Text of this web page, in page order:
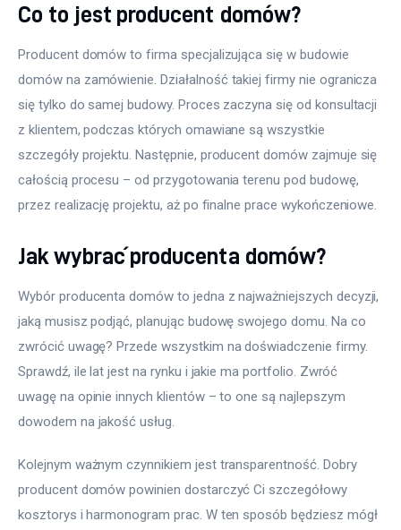
Co to jest producent domów?
Producent domów to firma specjalizująca się w budowie
domów na zamówienie. Działalność takiej firmy nie ogranicza
się tylko do samej budowy. Proces zaczyna się od konsultacji
z klientem, podczas których omawiane są wszystkie
szczegóły projektu. Następnie, producent domów zajmuje się
całością procesu – od przygotowania terenu pod budowę,
przez realizację projektu, aż po finalne prace wykończeniowe.
Jak wybrać producenta domów?
Wybór producenta domów to jedna z najważniejszych decyzji,
jaką musisz podjąć, planując budowę swojego domu. Na co
zwrócić uwagę? Przede wszystkim na doświadczenie firmy.
Sprawdź, ile lat jest na rynku i jakie ma portfolio. Zwróć
uwagę na opinie innych klientów – to one są najlepszym
dowodem na jakość usług.
Kolejnym ważnym czynnikiem jest transparentność. Dobry
producent domów powinien dostarczyć Ci szczegółowy
kosztorys i harmonogram prac. W ten sposób będziesz mógł